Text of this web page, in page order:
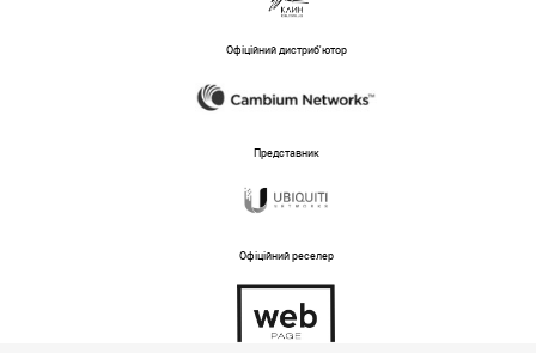
Офіційний дистриб'ютор
Представник
Офіційний реселер